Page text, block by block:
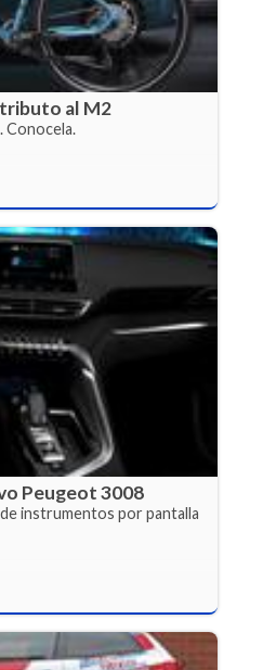
al M2
Conocela.
Peugeot 3008
instrumentos por pantalla